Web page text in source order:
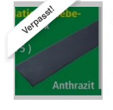
Verpasst!